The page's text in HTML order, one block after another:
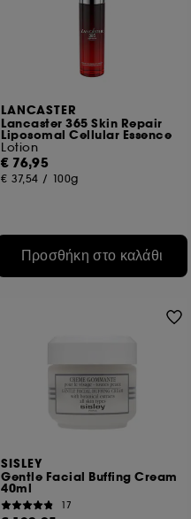
LANCASTER
Lancaster 365 Skin Repair
Liposomal Cellular Essence
Lotion
€ 76,95
€ 37,54 / 100g
Προσθήκη στο καλάθι
SISLEY
Gentle Facial Buffing Cream
40ml
17